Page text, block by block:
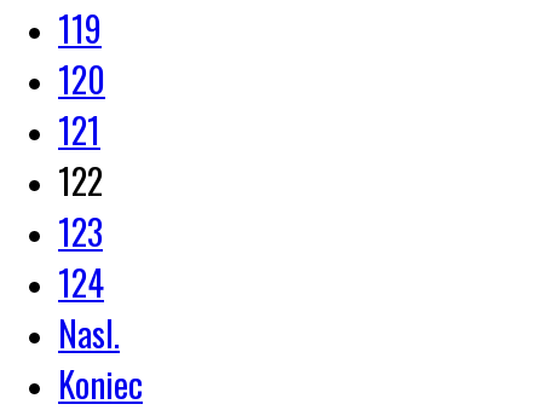
119
120
121
122
123
124
Nasl.
Koniec